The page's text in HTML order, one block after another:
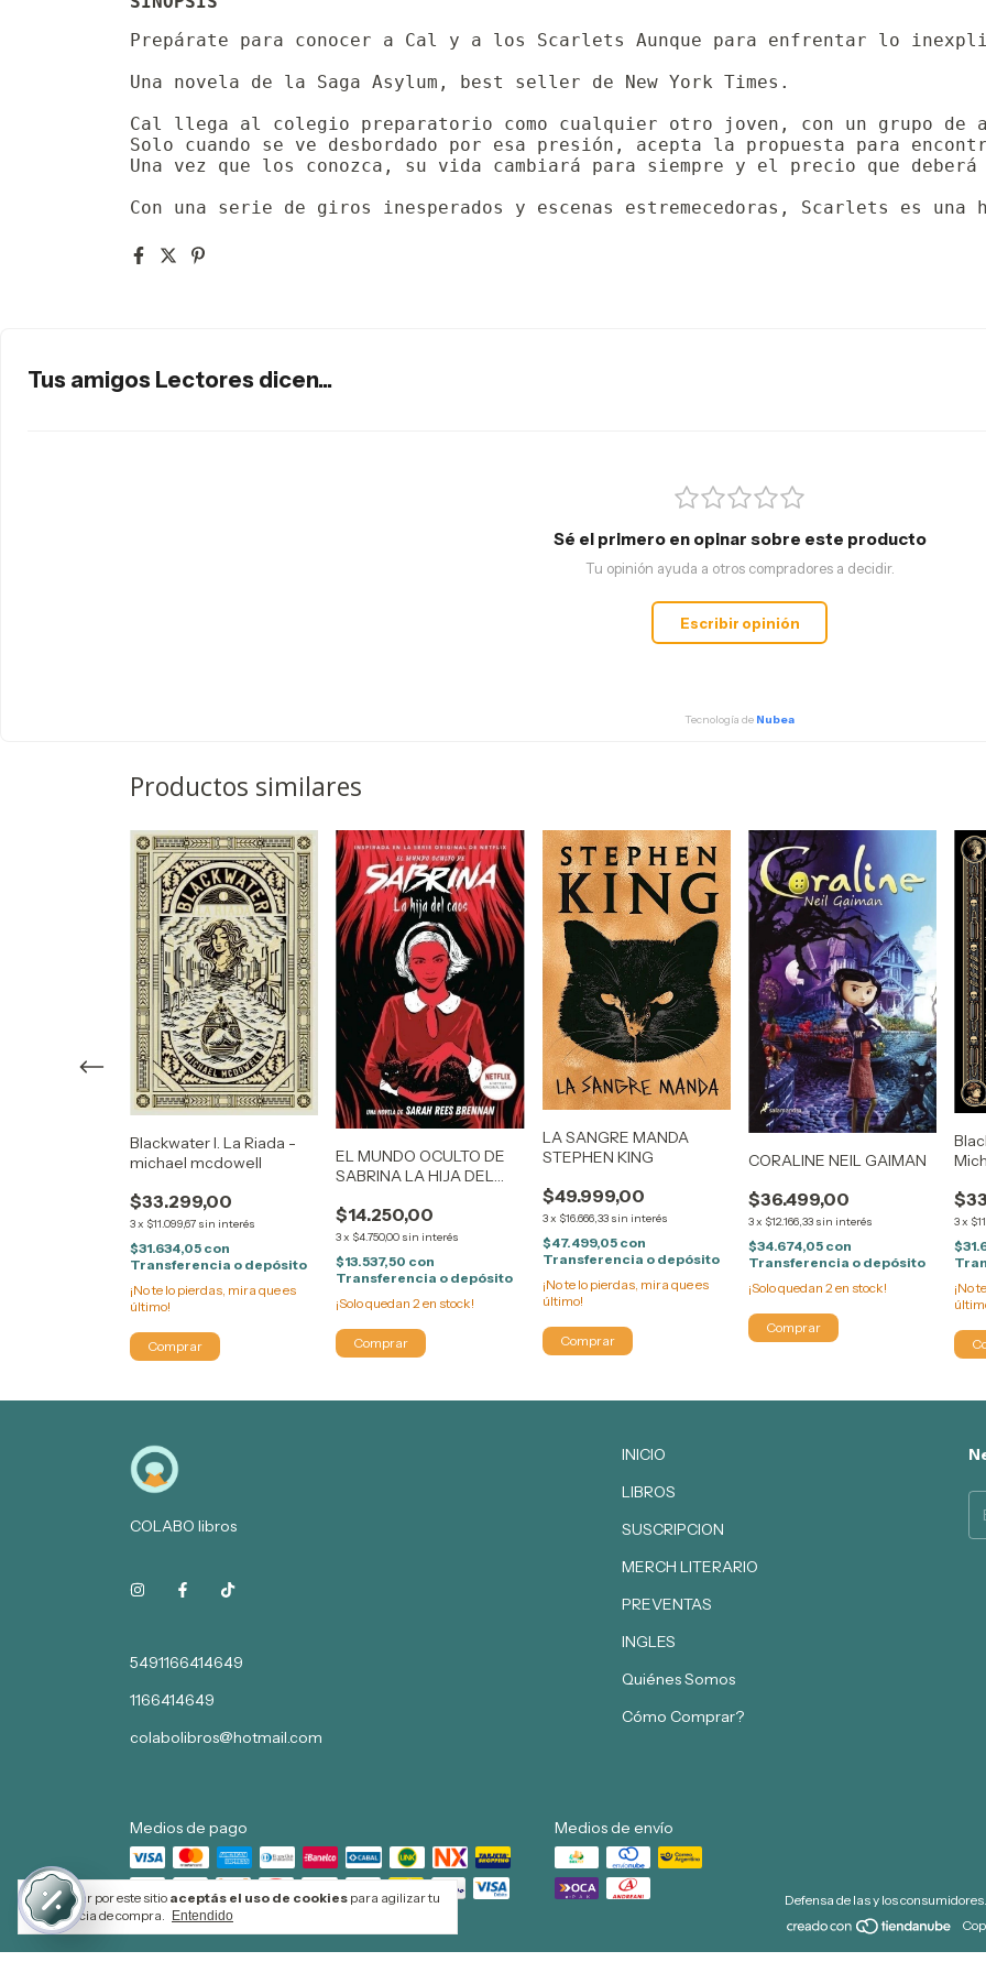
Al navegar por este sitio aceptás el uso de cookies para agilizar tu
experiencia de compra.
Entendido
Prepárate para conocer a Cal y a los Scarlets Aunque para enfrentar lo
Una novela de la Saga Asylum, best seller de New York Times.
Cal llega al colegio preparatorio como cualquier otro joven, con un grupo de
Solo cuando se ve desbordado por esa presión, acepta la propuesta para
Una vez que los conozca, su vida cambiará para siempre y el precio que
Con una serie de giros inesperados y escenas estremecedoras, Scarlets es
Tus amigos Lectores dicen...
Sé el primero en opinar sobre este producto
Tu opinión ayuda a otros compradores a decidir.
Escribir opinión
Tecnología de Nubea
Productos similares
Blackwater I. La Riada -
michael mcdowell
$33.299,00
3x $11.099,67 sin interés
$31.634,05 con
Transferencia o depósito
¡No te lo pierdas, mira que es
último!
EL MUNDO OCULTO DE
SABRINA LA HIJA DEL
VOLUMEN 2 Sarah Rees
Brennan
$14.250,00
3x $4.750,00 sin interés
$13.537,50 con
Transferencia o depósito
¡Solo quedan2 en stock!
LA SANGRE MANDA
STEPHEN KING
$49.999,00
3x $16.666,33 sin interés
$47.499,05 con
Transferencia o depósito
¡No te lo pierdas, mira que es
último!
CORALINE NEIL GAIMAN
$36.499,00
3x $12.166,33 sin interés
$34.674,05 con
Transferencia o depósito
¡Solo quedan 2en stock!
3x
¡No
COLABO libros
5491166414649
1166414649
colabolibros@hotmail.com
INICIO
LIBROS
SUSCRIPCION
MERCH LITERARIO
PREVENTAS
INGLES
Quiénes Somos
Cómo Comprar?
Medios de pago Medios de envío
Defensa de las y los